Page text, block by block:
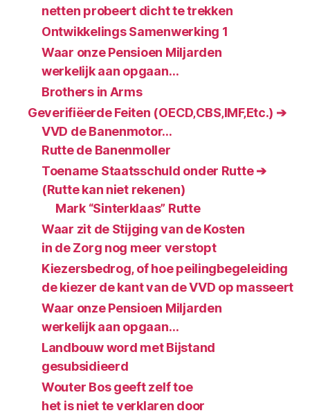
netten probeert dicht te trekken
Ontwikkelings Samenwerking 1
Waar onze Pensioen Miljarden
werkelijk aan opgaan…
Brothers in Arms
Geverifiëerde Feiten (OECD‚CBS‚IMF‚Etc.) ➔
VVD de Banenmotor…
Rutte de Banenmoller
Toename Staatsschuld onder Rutte ➔
(Rutte kan niet rekenen)
Mark “Sinterklaas” Rutte
Waar zit de Stijging van de Kosten
in de Zorg nog meer verstopt
Kiezersbedrog, of hoe peilingbegeleiding
de kiezer de kant van de VVD op masseert
Waar onze Pensioen Miljarden
werkelijk aan opgaan…
Landbouw word met Bijstand
gesubsidieerd
Wouter Bos geeft zelf toe
het is niet te verklaren door